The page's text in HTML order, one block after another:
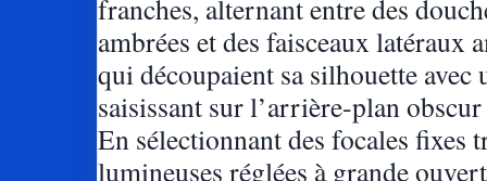
franches, alternant entre des
ambrées et des faisceaux latéraux
qui découpaient sa silhouette avec
saisissant sur l’arrière-plan
En sélectionnant des focales fixes
lumineuses réglées à grande